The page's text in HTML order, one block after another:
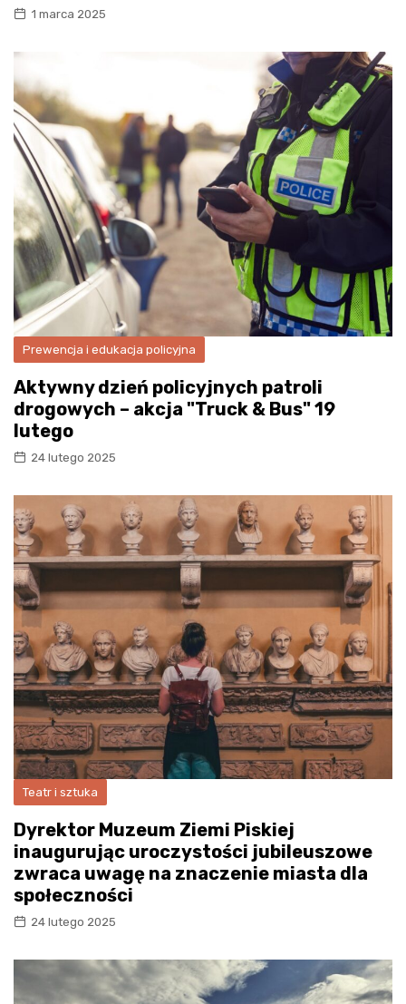
1 marca 2025
Prewencja i edukacja policyjna
Aktywny dzień policyjnych patroli
drogowych – akcja "Truck & Bus" 19
lutego
24 lutego 2025
Teatr i sztuka
Dyrektor Muzeum Ziemi Piskiej
inaugurując uroczystości jubileuszowe
zwraca uwagę na znaczenie miasta dla
społeczności
24 lutego 2025